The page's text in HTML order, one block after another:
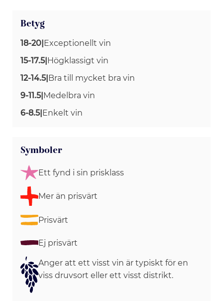
Betyg
18-20 Exceptionellt vin
15-17.5| Högklassigt vin
12-14.5| Bra till mycket bra vin
9-11.5| Medelbra vin
6-8.5| Enkelt vin
Symboler
Ett fynd i sin prisklass
Mer än prisvärt
Prisvärt
Ej prisvärt
Anger att ett visst vin är typiskt för en
viss druvsort eller ett visst distrikt.